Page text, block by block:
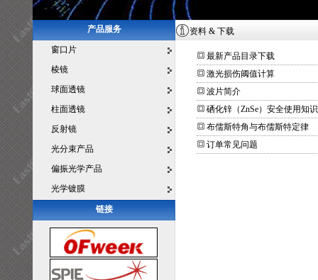
产品服务
窗口片
棱镜
球面透镜
柱面透镜
反射镜
光分束产品
偏振光学产品
光学镀膜
链接
资料 & 下载
最新产品目录下载
激光损伤阈值计算
波片简介
硒化锌（ZnSe）安全使用知识
布儒斯特角与布儒斯特定律
订单常见问题